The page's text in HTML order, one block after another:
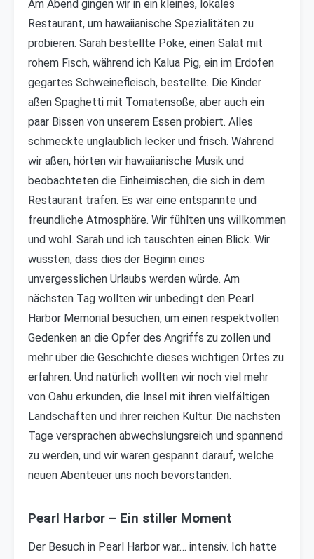
Am Abend gingen wir in ein kleines, lokales
Restaurant, um hawaiianische Spezialitäten zu
probieren. Sarah bestellte Poke, einen Salat mit
rohem Fisch, während ich Kalua Pig, ein im Erdofen
gegartes Schweinefleisch, bestellte. Die Kinder
aßen Spaghetti mit Tomatensoße, aber auch ein
paar Bissen von unserem Essen probiert. Alles
schmeckte unglaublich lecker und frisch. Während
wir aßen, hörten wir hawaiianische Musik und
beobachteten die Einheimischen, die sich in dem
Restaurant trafen. Es war eine entspannte und
freundliche Atmosphäre. Wir fühlten uns willkommen
und wohl. Sarah und ich tauschten einen Blick. Wir
wussten, dass dies der Beginn eines
unvergesslichen Urlaubs werden würde. Am
nächsten Tag wollten wir unbedingt den Pearl
Harbor Memorial besuchen, um einen respektvollen
Gedenken an die Opfer des Angriffs zu zollen und
mehr über die Geschichte dieses wichtigen Ortes zu
erfahren. Und natürlich wollten wir noch viel mehr
von Oahu erkunden, die Insel mit ihren vielfältigen
Landschaften und ihrer reichen Kultur. Die nächsten
Tage versprachen abwechslungsreich und spannend
zu werden, und wir waren gespannt darauf, welche
neuen Abenteuer uns noch bevorstanden.
Pearl Harbor – Ein stiller Moment
Der Besuch in Pearl Harbor war… intensiv. Ich hatte